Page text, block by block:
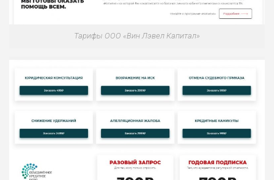
Тарифы ООО «Вин Лэвел Капитал»